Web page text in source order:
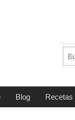
Blog Recetas